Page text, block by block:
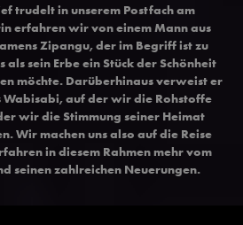
trudelt in unserem Postfach am
erfahren wir von einem Mann aus
Zipangu, der im Begriff ist zu
sein Erbe ein Stück der Schönheit
möchte. Darüberhinaus verweist er
Wabisabi, auf der wir die Rohstoffe
wir die Stimmung seiner Heimat
Wir machen uns also auf die Reise
in diesem Rahmen mehr vom
seinen zahlreichen Neuerungen.